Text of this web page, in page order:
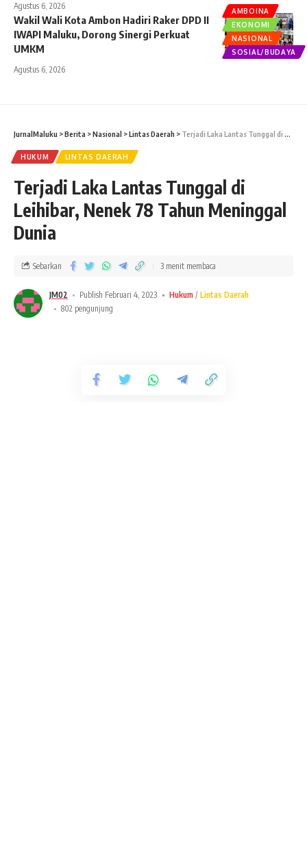
Agustus 6, 2026
AMBOINA
EKONOMI
NASIONAL
SOSIAL/BUDAYA
Wakil Wali Kota Ambon Hadiri Raker DPD II
IWAPI Maluku, Dorong Sinergi Perkuat
UMKM
Agustus 6, 2026
JurnalMaluku >Berita >Nasional >Lintas Daerah > Terjadi Laka Lantas Tunggal di Leihibar, Nenek 78 Tahun Meninggal Dunia
HUKUM LINTAS DAERAH
Terjadi Laka Lantas Tunggal di
Leihibar, Nenek 78 Tahun Meninggal
Dunia
JM02 Publish Februari 4, 2023 Hukum
Lintas Daerah
802 pengunjung
Sebarkan 3 menit membaca